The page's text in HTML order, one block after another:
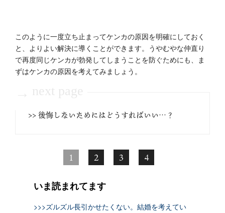
このように一度立ち止まってケンカの原因を明確にしておく
と、よりよい解決に導くことができます。うやむやな仲直り
で再度同じケンカが勃発してしまうことを防ぐためにも、ま
ずはケンカの原因を考えてみましょう。
>> 後悔しないためにはどうすればいい…？
1 2 3 4
いま読まれてます
>>>ズルズル長引かせたくない。結婚を考えてい